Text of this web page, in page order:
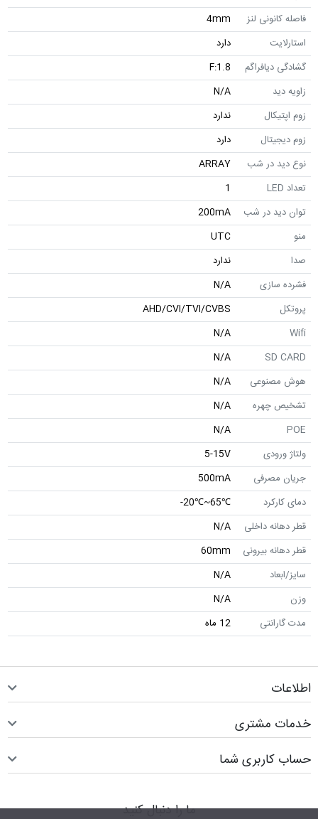
فاصله کانونی لنز
4mm
استارلایت
دارد
گشادگی دیافراگم
F:1.8
زاویه دید
N/A
زوم اپتیکال
ندارد
زوم دیجیتال
دارد
نوع دید در شب
ARRAY
تعداد LED
1
توان دید در شب
200mA
منو
UTC
صدا
ندارد
فشرده سازی
N/A
پروتکل
AHD/CVI/TVI/CVBS
Wifi
N/A
SD CARD
N/A
هوش مصنوعی
N/A
تشخیص چهره
N/A
POE
N/A
ولتاژ ورودی
5-15V
جریان مصرفی
500mA
دمای کارکرد
℃65~℃20-
قطر دهانه داخلی
N/A
قطر دهانه بیرونی
60mm
سایز/ابعاد
N/A
وزن
N/A
مدت گارانتی
12 ماه
اطلاعات
خدمات مشتری
حساب کاربری شما
ما را دنبال کنید